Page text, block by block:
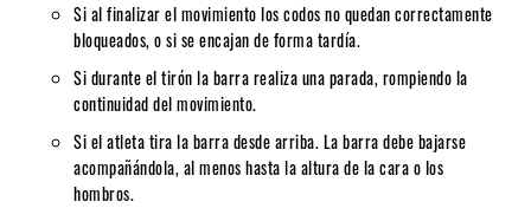
Si al finalizar el movimiento los codos no quedan correctamente
bloqueados, o si se encajan de forma tardía.
Si durante el tirón la barra realiza una parada, rompiendo la
continuidad del movimiento.
Si el atleta tira la barra desde arriba. La barra debe bajarse
acompañándola, al menos hasta la altura de la cara o los
hombros.